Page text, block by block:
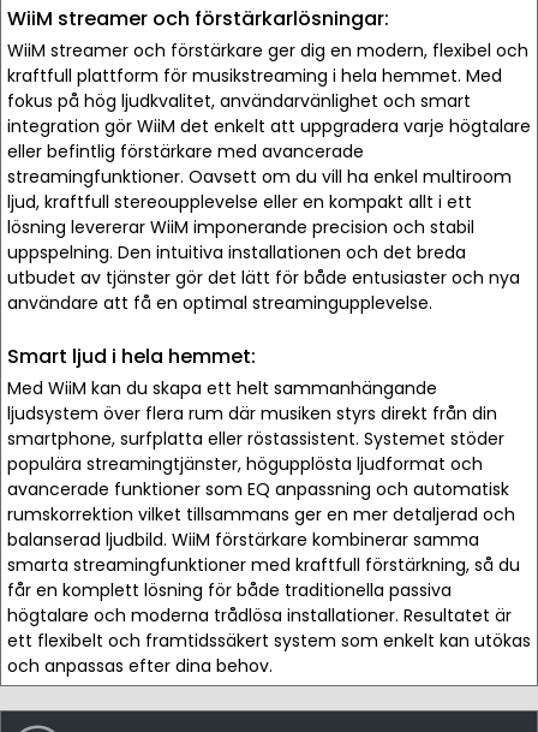
WiiM streamer och förstärkarlösningar:
WiiM streamer och förstärkare ger dig en modern, flexibel och
kraftfull plattform för musikstreaming i hela hemmet. Med
fokus på hög ljudkvalitet, användarvänlighet och smart
integration gör WiiM det enkelt att uppgradera varje högtalare
eller befintlig förstärkare med avancerade
streamingfunktioner. Oavsett om du vill ha enkel multiroom
ljud, kraftfull stereoupplevelse eller en kompakt allt i ett
lösning levererar WiiM imponerande precision och stabil
uppspelning. Den intuitiva installationen och det breda
utbudet av tjänster gör det lätt för både entusiaster och nya
användare att få en optimal streamingupplevelse.
Smart ljud i hela hemmet:
Med WiiM kan du skapa ett helt sammanhängande
ljudsystem över flera rum där musiken styrs direkt från din
smartphone, surfplatta eller röstassistent. Systemet stöder
populära streamingtjänster, högupplösta ljudformat och
avancerade funktioner som EQ anpassning och automatisk
rumskorrektion vilket tillsammans ger en mer detaljerad och
balanserad ljudbild. WiiM förstärkare kombinerar samma
smarta streamingfunktioner med kraftfull förstärkning, så du
får en komplett lösning för både traditionella passiva
högtalare och moderna trådlösa installationer. Resultatet är
ett flexibelt och framtidssäkert system som enkelt kan utökas
och anpassas efter dina behov.